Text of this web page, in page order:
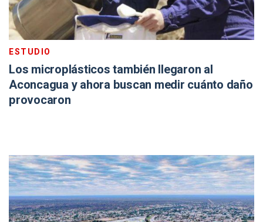
ESTUDIO
Los microplásticos también llegaron al
Aconcagua y ahora buscan medir cuánto daño
provocaron